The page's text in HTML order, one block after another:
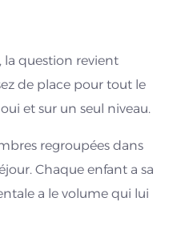
la question revient
de place pour tout le
et sur un seul niveau.
regroupées dans
Chaque enfant a sa
a le volume qui lui